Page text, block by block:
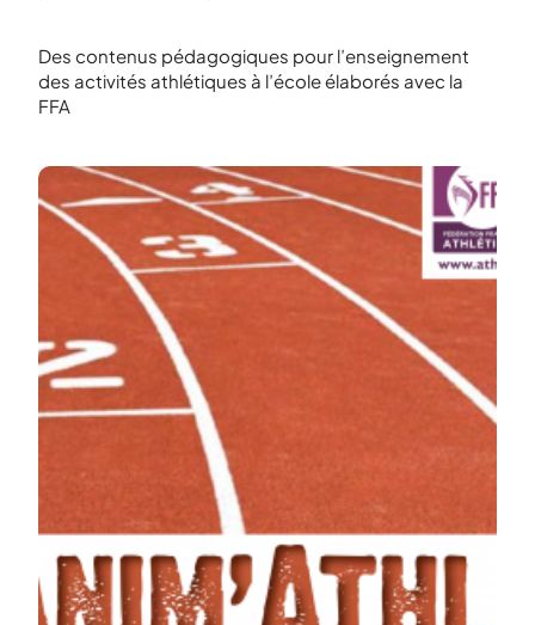
Des contenus pédagogiques pour l’enseignement
des activités athlétiques à l’école élaborés avec la
FFA